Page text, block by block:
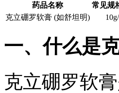
药品名称 常见规
克立硼罗软膏 (如舒坦明)
一、什么是
克立硼罗软